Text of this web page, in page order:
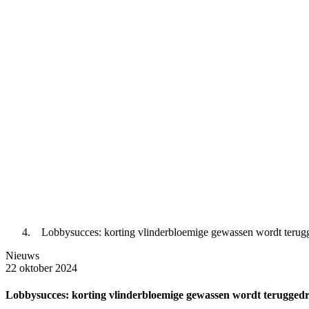
Lobbysucces: korting vlinderbloemige gewassen wordt
Nieuws
22 oktober 2024
Lobbysucces: korting vlinderbloemige gewassen wordt